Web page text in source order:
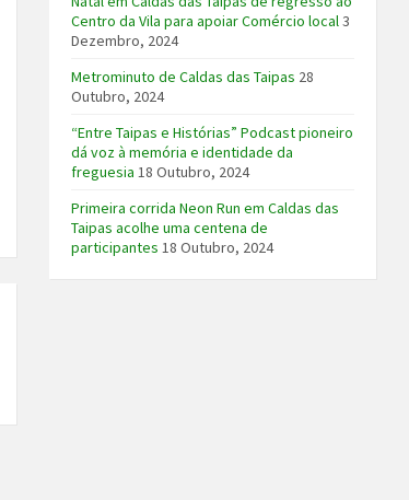
Centro da Vila para apoiar Comércio local3
Dezembro, 2024
Metrominuto de Caldas das Taipas 28
Outubro, 2024
“Entre Taipas e Histórias” Podcast pioneiro
dá voz à memória e identidade da
freguesia 18 Outubro, 2024
Primeira corrida Neon Run em Caldas das
Taipas acolhe uma centena de
participantes 18 Outubro, 2024